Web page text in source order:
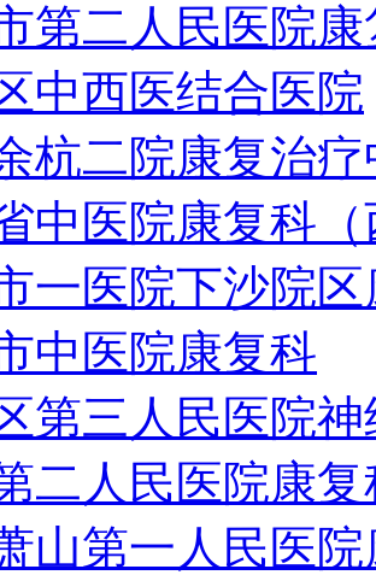
第二人民医院康
中西医结合医院
杭二院康复治疗
中医院康复科
一医院下沙院
中医院康复科
第三人民医院
二人民医院康复
山第一人民医